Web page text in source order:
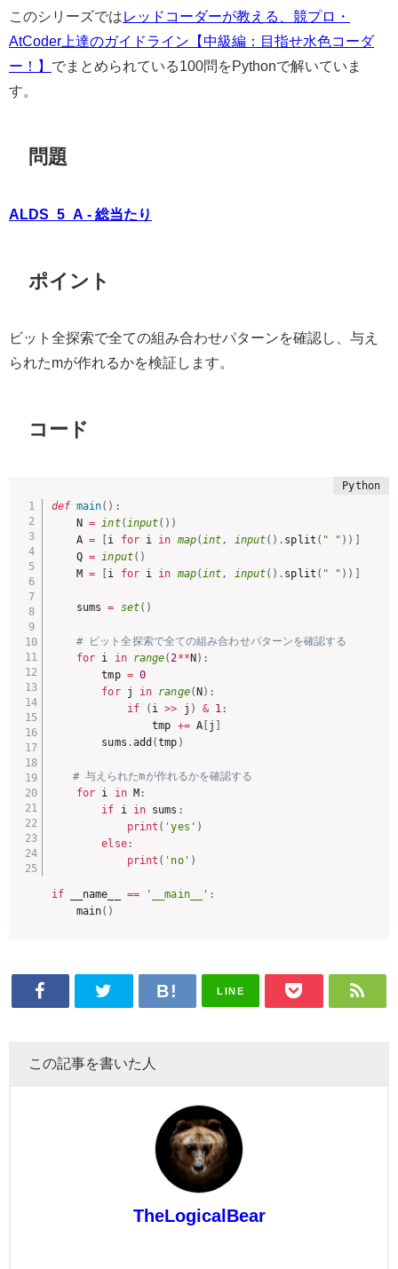
このシリーズではレッドコーダーが教える、競プロ・
AtCoder上達のガイドライン【中級編：目指せ水色コーダ
ー！】 でまとめられている100問をPythonで解いていま
す。
問題
ALDS_5_A - 総当たり
ポイント
ビット全探索で全ての組み合わせパターンを確認し、与え
られたmが作れるかを検証します。
コード
def main( ) :
    N
= int(input( ) )
    A
= i for i in map(int, input( ) . split ( " " ) )
    Q
= input( )
    M
= i for i in map(int, input( ) . split ( " " ) )
    sums
= set( )
# ビット全探索で全ての組み合わせパターンを確認する
for i in range(2** N ) :
        tmp
= 0
for j in range( N ) :
if
( i >> j ) & 1 :
                tmp
+= A[ j
        sums
.add (tmp )
# 与えられたmが作れるかを確認する
for i in M :
if i in sums :
print ( 'yes' )
else:
print ( 'no' )
if __name__ == '__main__' :
    main
( )
LINE
この記事を書いた人
TheLogicalBear